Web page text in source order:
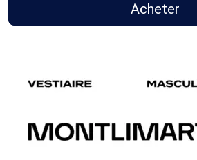
Acheter